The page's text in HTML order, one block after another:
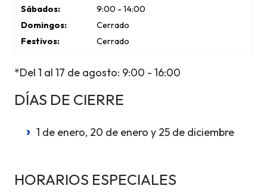
9:00 - 14:00
Cerrado
Cerrado
*Del 1 al 17 de agosto: 9:00 - 16:00
DÍAS DE CIERRE
1 de enero, 20 de enero y 25 de diciembre
HORARIOS ESPECIALES